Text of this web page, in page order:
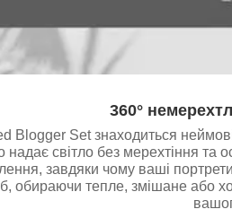
360°
Blogger Set знаходиться
надає світло без мерехтіння та
завдяки чому ваші
обираючи тепле, змішане або